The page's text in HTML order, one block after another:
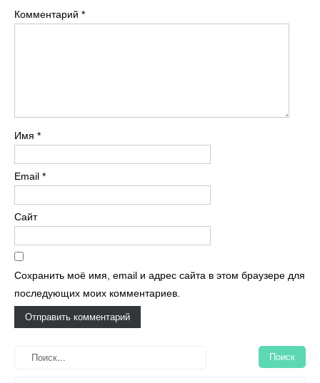
Комментарий *
Имя *
Email *
Сайт
Сохранить моё имя, email и адрес сайта в этом браузере для
последующих моих комментариев.